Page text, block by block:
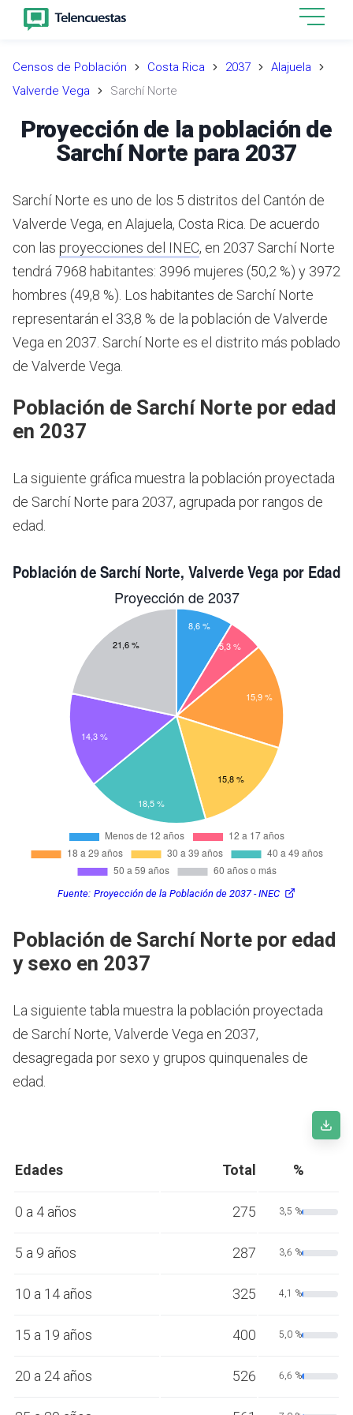
Censos de Población Costa Rica 2037
Alajuela
Valverde Vega
Sarchí Norte
Proyección de la población de
Sarchí Norte para 2037
Sarchí Norte es uno de los 5 distritos del Cantón de
Valverde Vega, en Alajuela, Costa Rica. De acuerdo
con las proyecciones del INEC, en 2037 Sarchí Norte
tendrá 7968 habitantes: 3996 mujeres (50,2 %) y 3972
hombres (49,8 %). Los habitantes de Sarchí Norte
representarán el 33,8 % de la población de Valverde
Vega en 2037. Sarchí Norte es el distrito más poblado
de Valverde Vega.
Población de Sarchí Norte por edad
en 2037
La siguiente gráfica muestra la población proyectada
de Sarchí Norte para 2037, agrupada por rangos de
edad.
Fuente: Proyección de la Población de 2037 - INEC
Población de Sarchí Norte por edad
y sexo en 2037
La siguiente tabla muestra la población proyectada
de Sarchí Norte, Valverde Vega en 2037,
desagregada por sexo y grupos quinquenales de
edad.
Edades Total %
0 a 4 años 275 3,5 %
5 a 9 años 287 3,6 %
10 a 14 años 325 4,1 %
15 a 19 años 400 5,0 %
20 a 24 años 526 6,6 %